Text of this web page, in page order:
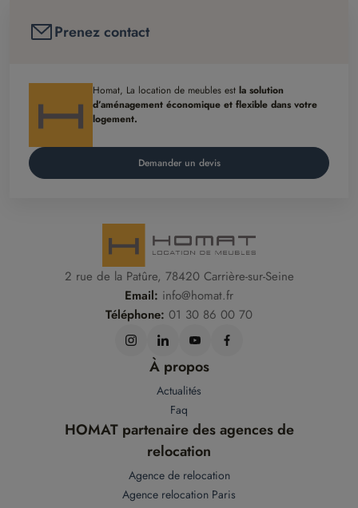
Prenez contact
Homat, La location de meubles est la solution
d’aménagement économique et flexible dans votre
logement.
Demander un devis
2 rue de la Patûre, 78420 Carrière-sur-Seine
Email: info@homat.fr
Téléphone: 01 30 86 00 70
À propos
Actualités
Faq
HOMAT partenaire des agences de
relocation
Agence de relocation
Agence relocation Paris